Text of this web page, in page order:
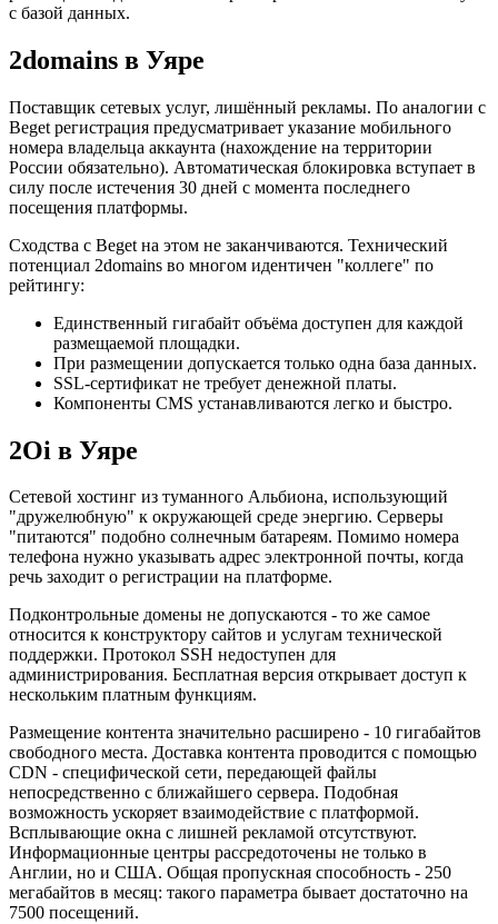
с базой данных.
2domains в Уяре
Поставщик сетевых услуг, лишённый рекламы. По аналогии с
Beget регистрация предусматривает указание мобильного
номера владельца аккаунта (нахождение на территории
России обязательно). Автоматическая блокировка вступает в
силу после истечения 30 дней с момента последнего
посещения платформы.
Сходства с Beget на этом не заканчиваются. Технический
потенциал 2domains во многом идентичен "коллеге" по
рейтингу:
Единственный гигабайт объёма доступен для каждой
размещаемой площадки.
При размещении допускается только одна база данных.
SSL-сертификат не требует денежной платы.
Компоненты CMS устанавливаются легко и быстро.
2Oi в Уяре
Сетевой хостинг из туманного Альбиона, использующий
"дружелюбную" к окружающей среде энергию. Серверы
"питаются" подобно солнечным батареям. Помимо номера
телефона нужно указывать адрес электронной почты, когда
речь заходит о регистрации на платформе.
Подконтрольные домены не допускаются - то же самое
относится к конструктору сайтов и услугам технической
поддержки. Протокол SSH недоступен для
администрирования. Бесплатная версия открывает доступ к
нескольким платным функциям.
Размещение контента значительно расширено - 10 гигабайтов
свободного места. Доставка контента проводится с помощью
CDN - специфической сети, передающей файлы
непосредственно с ближайшего сервера. Подобная
возможность ускоряет взаимодействие с платформой.
Всплывающие окна с лишней рекламой отсутствуют.
Информационные центры рассредоточены не только в
Англии, но и США. Общая пропускная способность - 250
мегабайтов в месяц: такого параметра бывает достаточно на
7500 посещений.